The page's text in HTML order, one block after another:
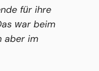
für ihre
war beim
aber im